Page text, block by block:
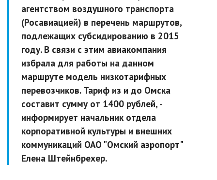
агентством воздушного транспорта
(Росавиацией) в перечень маршрутов,
подлежащих субсидированию в 2015
году. В связи с этим авиакомпания
избрала для работы на данном
маршруте модель низкотарифных
перевозчиков. Тариф из и до Омска
составит сумму от 1400 рублей, -
информирует начальник отдела
корпоративной культуры и внешних
коммуникаций ОАО "Омский аэропорт"
Елена Штейнбрехер.